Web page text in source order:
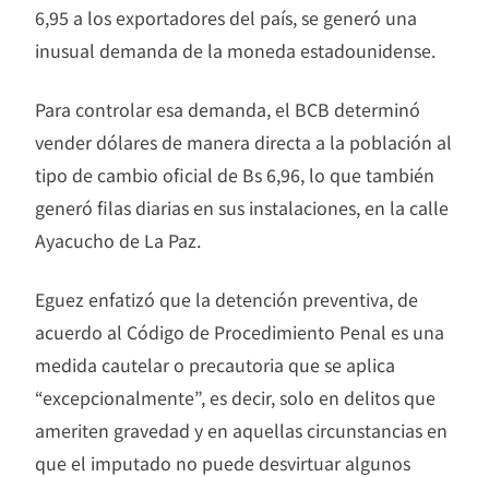
6,95 a los exportadores del país, se generó una
inusual demanda de la moneda estadounidense.
Para controlar esa demanda, el BCB determinó
vender dólares de manera directa a la población al
tipo de cambio oficial de Bs 6,96, lo que también
generó filas diarias en sus instalaciones, en la calle
Ayacucho de La Paz.
Eguez enfatizó que la detención preventiva, de
acuerdo al Código de Procedimiento Penal es una
medida cautelar o precautoria que se aplica
“excepcionalmente”, es decir, solo en delitos que
ameriten gravedad y en aquellas circunstancias en
que el imputado no puede desvirtuar algunos